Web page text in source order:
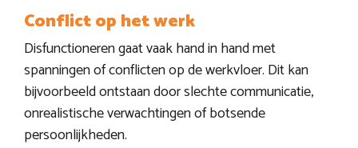
Conflict op het werk
Disfunctioneren gaat vaak hand in hand met
spanningen of conflicten op de werkvloer. Dit kan
bijvoorbeeld ontstaan door slechte communicatie,
onrealistische verwachtingen of botsende
persoonlijkheden.